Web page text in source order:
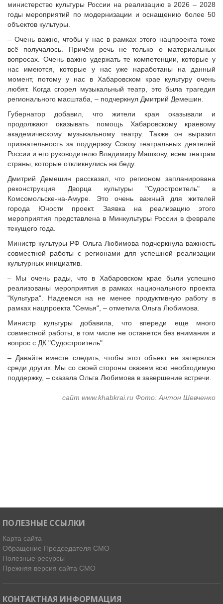
Обработка персональных данных
Партнеры Совета
Инвестиционные порталы муниципальных образований
Контактная информация
СМИ о нас
Опыт регионов
Методические материалы
Опыт муниципалитетов
Судебная практика
Мнение специалиста
Конкурсы Совета
Семинары Совета
Издания Совета
Вопрос-ответ
ВАРМСУ
Новости ВАРМСУ
НАСЕЛЕНИЕ И МСУ
Новости ТОС
Лучшие практики ТОС
ЮРИДИЧЕСКИЙ СОВЕТ
Новости юридического совета
министерство культуры России на реализацию в 2026 – 2028
годы мероприятий по модернизации и оснащению более 50
объектов культуры.
– Очень важно, чтобы у нас в рамках этого нацпроекта тоже
всё получалось. Причём речь не только о материальных
вопросах. Очень важно удержать те компетенции, которые у
нас имеются, которые у нас уже наработаны на данный
момент, потому у нас в Хабаровском крае культуру очень
любят. Когда сгорел музыкальный театр, это была трагедия
регионального масштаба, – подчеркнул Дмитрий Демешин.
Губернатор добавил, что жители края оказывали и
продолжают оказывать помощь Хабаровскому краевому
академическому музыкальному театру. Также он выразил
признательность за поддержку Союзу театральных деятелей
России и его руководителю Владимиру Машкову, всем театрам
страны, которые откликнулись на беду.
Дмитрий Демешин рассказал, что регионом запланирована
реконструкция Дворца культуры "Судостроитель" в
Комсомольске-на-Амуре. Это очень важный для жителей
города Юности проект. Заявка на реализацию этого
мероприятия представлена в Минкультуры России в феврале
текущего года.
Министр культуры РФ Ольга Любимова подчеркнула важность
совместной работы с регионами для успешной реализации
культурных инициатив.
– Мы очень рады, что в Хабаровском крае были успешно
реализованы мероприятия в рамках национального проекта
"Культура". Надеемся на не менее продуктивную работу в
рамках нацпроекта "Семья", – отметила Ольга Любимова.
Министр культуры добавила, что впереди еще много
совместной работы, в том числе не останется без внимания и
вопрос с ДК "Судостроитель".
– Давайте вместе следить, чтобы этот объект не затерялся
среди других. Мы со своей стороны окажем всю необходимую
поддержку, – сказала Ольга Любимова в завершение встречи.
сайт www.khabkrai.ru Фото: Антон Шевченко
ПОЛЕЗНЫЕ ССЫЛКИ
Карта сайта
Обращение Председателя СМО
Полезные ресурсы
Прежняя версия сайта СМО
КОНТАКТНАЯ ИНФОРМАЦИЯ